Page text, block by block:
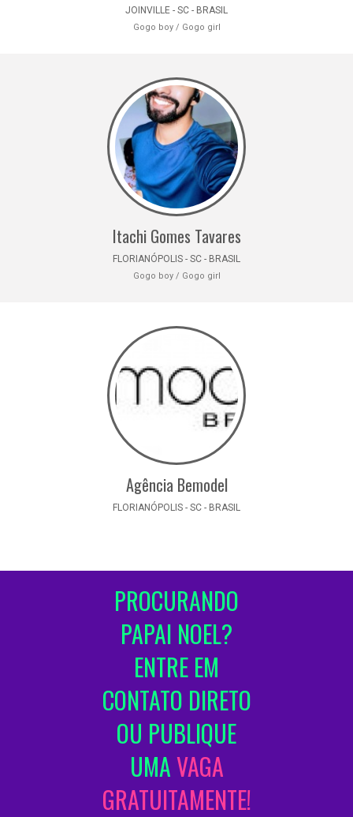
JOINVILLE - SC - BRASIL
Gogo boy / Gogo girl
Itachi Gomes Tavares
FLORIANÓPOLIS - SC - BRASIL
Gogo boy / Gogo girl
Agência Bemodel
FLORIANÓPOLIS - SC - BRASIL
PROCURANDO
PAPAI NOEL?
ENTRE EM
CONTATO DIRETO
OU PUBLIQUE
UMAVAGA
GRATUITAMENTE!